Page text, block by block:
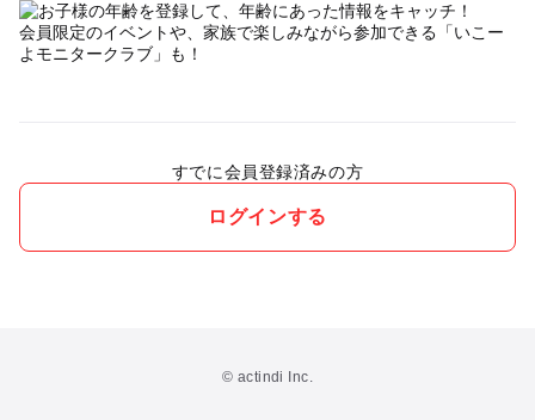
会員限定のイベントや、家族で楽しみながら参加できる「いこー
よモニタークラブ」も！
すでに会員登録済みの方
ログインする
© actindi Inc.